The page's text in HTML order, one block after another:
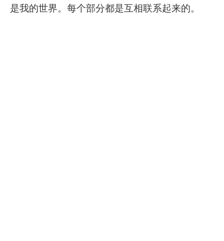
是我的世界。每个部分都是互相联系起来的。